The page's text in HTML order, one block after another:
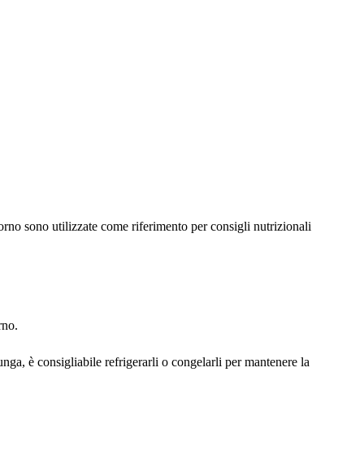
sono utilizzate come riferimento per consigli nutrizionali
è consigliabile refrigerarli o congelarli per mantenere la